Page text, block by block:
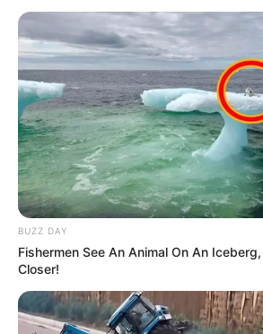
Laras Kinanda Nyimas
Shenina Cinnamon Megan
BUZZ DAY
Fishermen See An Animal On An
Closer!